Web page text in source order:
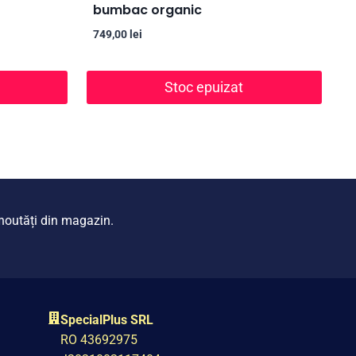
bumbac organic
749,00 lei
Stoc epuizat
din magazin.
SpecialPlus SRL
RO 43692975